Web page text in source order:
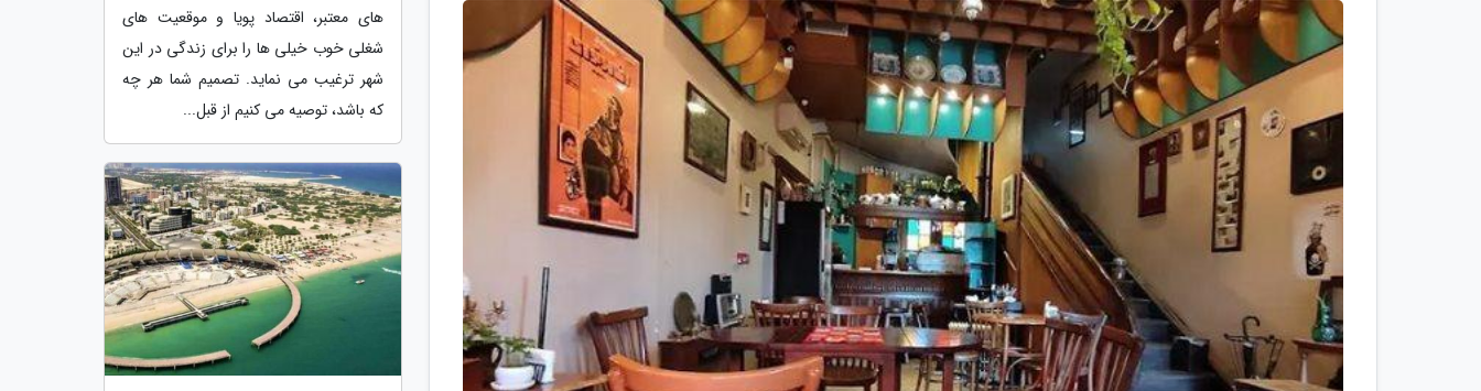
های معتبر، اقتصاد پویا و موقعیت های
شغلی خوب خیلی ها را برای زندگی در این
شهر ترغیب می نماید. تصمیم شما هر چه
که باشد، توصیه می کنیم از قبل...